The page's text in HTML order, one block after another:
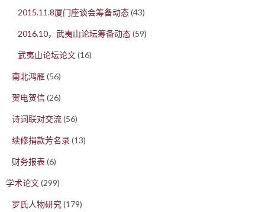
2015.11.8厦门座谈会筹备动态(43)
2016.10，武夷山论坛筹备动态(59)
武夷山论坛论文(16)
南北鸿雁(56)
贺电贺信(26)
诗词联对交流(56)
续修捐款芳名录(13)
财务报表 (6)
学术论文(299)
罗氏人物研究(179)